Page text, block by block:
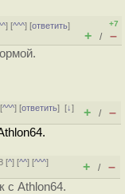
] [^^^] [ответить]
+7
+ / –
^^^] [ответить][↓]
+ / –
[^] [^^] [^^^]
+ / –
с Athlon64.